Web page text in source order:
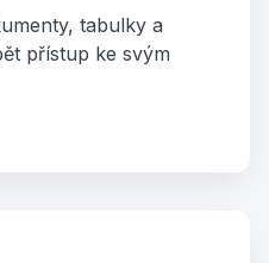
tabulky a
přístup ke svým